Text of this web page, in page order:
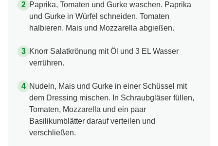
Paprika, Tomaten und Gurke waschen. Paprika
und Gurke in Würfel schneiden. Tomaten
halbieren. Mais und Mozzarella abgießen.
Knorr Salatkrönung mit Öl und 3 EL Wasser
verrühren.
Nudeln, Mais und Gurke in einer Schüssel mit
dem Dressing mischen. In Schraubgläser füllen,
Tomaten, Mozzarella und ein paar
Basilikumblätter darauf verteilen und
verschließen.